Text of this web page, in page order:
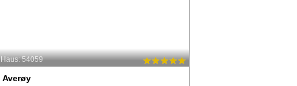
Haus: 54059
Averøy